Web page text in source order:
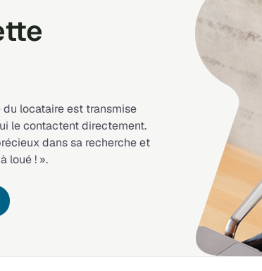
locataire est transmise
le contactent directement.
dans sa recherche et
loué ! ».